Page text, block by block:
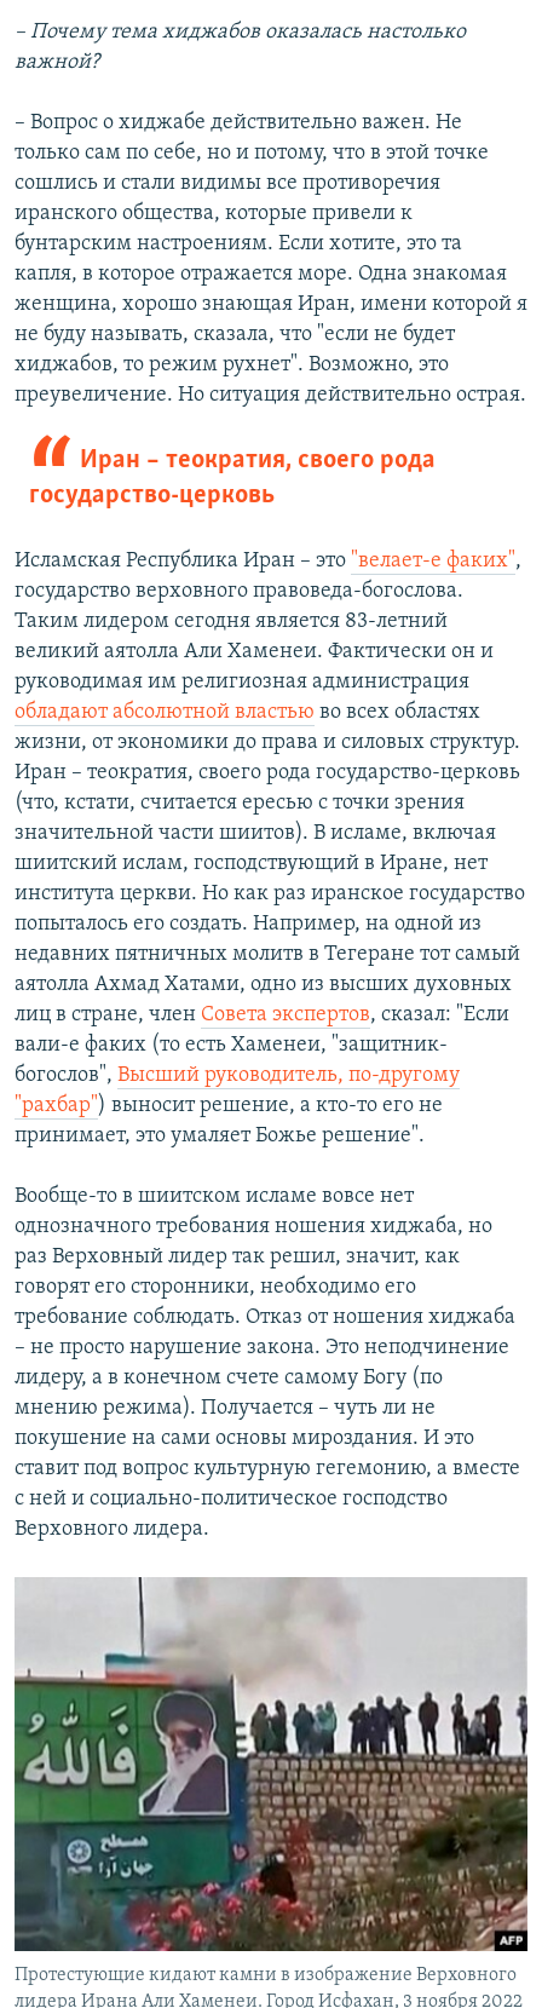
– Почему тема хиджабов оказалась настолько
важной?
– Вопрос о хиджабе действительно важен. Не
только сам по себе, но и потому, что в этой точке
сошлись и стали видимы все противоречия
иранского общества, которые привели к
бунтарским настроениям. Если хотите, это та
капля, в которое отражается море. Одна знакомая
женщина, хорошо знающая Иран, имени которой я
не буду называть, сказала, что "если не будет
хиджабов, то режим рухнет". Возможно, это
преувеличение. Но ситуация действительно острая.
Иран – теократия, своего рода
государство-церковь
Исламская Республика Иран – это "велает-е факих",
государство верховного правоведа-богослова.
Таким лидером сегодня является 83-летний
великий аятолла Али Хаменеи. Фактически он и
руководимая им религиозная администрация
обладают абсолютной властью во всех областях
жизни, от экономики до права и силовых структур.
Иран – теократия, своего рода государство-церковь
(что, кстати, считается ересью с точки зрения
значительной части шиитов). В исламе, включая
шиитский ислам, господствующий в Иране, нет
института церкви. Но как раз иранское государство
попыталось его создать. Например, на одной из
недавних пятничных молитв в Тегеране тот самый
аятолла Ахмад Хатами, одно из высших духовных
лиц в стране, член Совета экспертов, сказал: "Если
вали-е факих (то есть Хаменеи, "защитник-
богослов", Высший руководитель, по-другому
"рахбар") выносит решение, а кто-то его не
принимает, это умаляет Божье решение".
Вообще-то в шиитском исламе вовсе нет
однозначного требования ношения хиджаба, но
раз Верховный лидер так решил, значит, как
говорят его сторонники, необходимо его
требование соблюдать. Отказ от ношения хиджаба
– не просто нарушение закона. Это неподчинение
лидеру, а в конечном счете самому Богу (по
мнению режима). Получается – чуть ли не
покушение на сами основы мироздания. И это
ставит под вопрос культурную гегемонию, а вместе
с ней и социально-политическое господство
Верховного лидера.
Протестующие кидают камни в изображение Верховного
лидера Ирана Али Хаменеи. Город Исфахан, 3 ноября 2022